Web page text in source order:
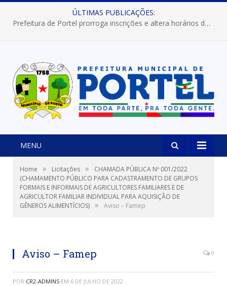
ÚLTIMAS PUBLICAÇÕES:
Prefeitura de Portel prorroga inscrições e altera horários dos concursos “Musa” e “Miss Mix Verão 2026”
MENU
Home » Licitações »
CHAMADA PÚBLICA Nº 001/2022
(CHAMAMENTO PÚBLICO PARA CADASTRAMENTO DE GRUPOS
FORMAIS E INFORMAIS DE AGRICULTORES FAMILIARES E DE
AGRICULTOR FAMILIAR INDIVIDUAL PARA AQUISIÇÃO DE
GÊNEROS ALIMENTÍCIOS) » Aviso – Famep
Aviso – Famep 0
POR CR2-ADMIN5 EM 6 DE JULHO DE 2022